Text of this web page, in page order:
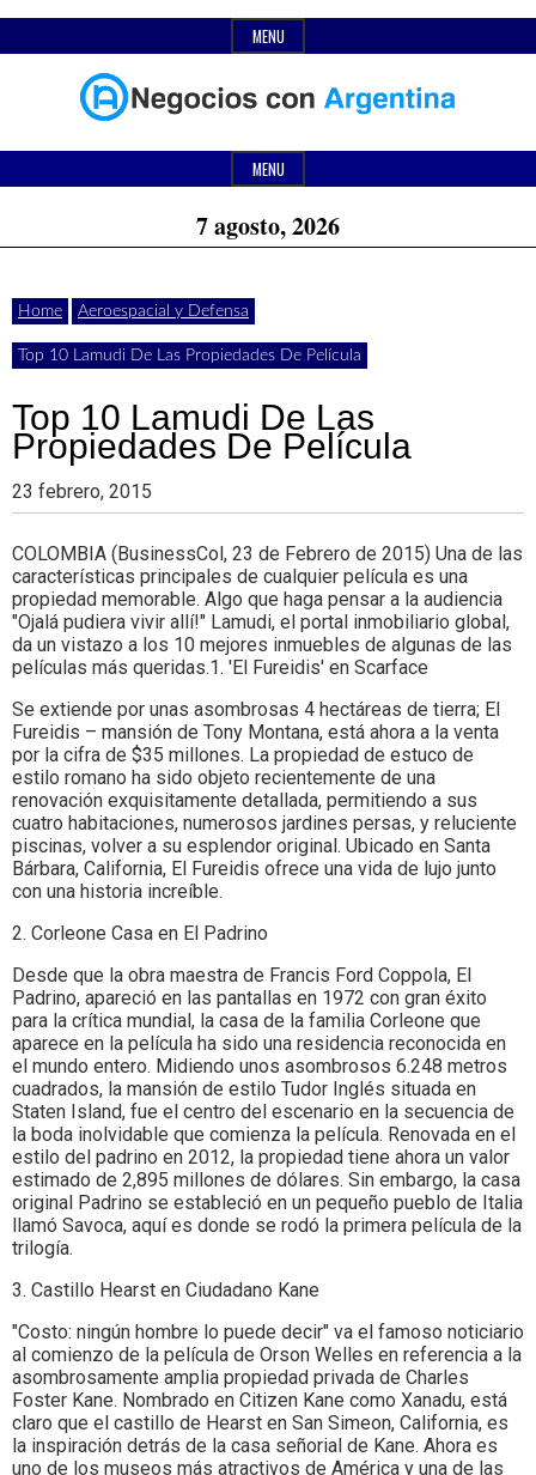
to
MENU
Negocios
con
Argentina
Últimas
noticias,
comunicados
actualidad
de
negocios
con
Argentina.
Header
MENU
7 agosto, 2026
Home Aeroespacial y Defensa
Top 10 Lamudi De Las Propiedades De Película
Top 10 Lamudi De Las
Propiedades De Película
23 febrero, 2015
COLOMBIA (BusinessCol, 23 de Febrero de 2015) Una de las
características principales de cualquier película es una
propiedad memorable. Algo que haga pensar a la audiencia
"Ojalá pudiera vivir allí!" Lamudi, el portal inmobiliario global,
da un vistazo a los 10 mejores inmuebles de algunas de las
películas más queridas.1. 'El Fureidis' en Scarface
Se extiende por unas asombrosas 4 hectáreas de tierra; El
Fureidis – mansión de Tony Montana, está ahora a la venta
por la cifra de $35 millones. La propiedad de estuco de
estilo romano ha sido objeto recientemente de una
renovación exquisitamente detallada, permitiendo a sus
cuatro habitaciones, numerosos jardines persas, y reluciente
piscinas, volver a su esplendor original. Ubicado en Santa
Bárbara, California, El Fureidis ofrece una vida de lujo junto
con una historia increíble.
2. Corleone Casa en El Padrino
Desde que la obra maestra de Francis Ford Coppola, El
Padrino, apareció en las pantallas en 1972 con gran éxito
para la crítica mundial, la casa de la familia Corleone que
aparece en la película ha sido una residencia reconocida en
el mundo entero. Midiendo unos asombrosos 6.248 metros
cuadrados, la mansión de estilo Tudor Inglés situada en
Staten Island, fue el centro del escenario en la secuencia de
la boda inolvidable que comienza la película. Renovada en el
estilo del padrino en 2012, la propiedad tiene ahora un valor
estimado de 2,895 millones de dólares. Sin embargo, la casa
original Padrino se estableció en un pequeño pueblo de Italia
llamó Savoca, aquí es donde se rodó la primera película de la
trilogía.
3. Castillo Hearst en Ciudadano Kane
"Costo: ningún hombre lo puede decir" va el famoso noticiario
al comienzo de la película de Orson Welles en referencia a la
asombrosamente amplia propiedad privada de Charles
Foster Kane. Nombrado en Citizen Kane como Xanadu, está
claro que el castillo de Hearst en San Simeon, California, es
la inspiración detrás de la casa señorial de Kane. Ahora es
uno de los museos más atractivos de América y una de las